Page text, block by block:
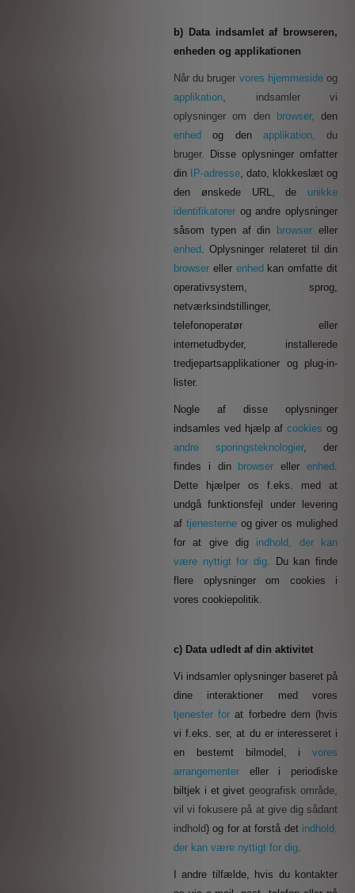
b) Data indsamlet af browseren,
enheden og applikationen
Når du bruger vores hjemmesideog
applikation, indsamler vi
oplysninger om den
browser, den
enhedog den applikation, du
bruger.
Disse oplysninger omfatter
din
IP-adresse, dato, klokkeslæt og
den ønskede URL, de unikke
identifikatorer og andre oplysninger
såsom typen af din
browsereller
enhed. Oplysninger relateret til din
browser eller enhed kan omfatte dit
operativsystem, sprog,
netværksindstillinger,
telefonoperatør eller
internetudbyder, installerede
tredjepartsapplikationer og plug-in-
lister.
Nogle af disse oplysninger
indsamles ved hjælp af cookies og
andre sporingsteknologier, der
findes i din
browserellerenhed .
Dette hjælper os f.eks. med at
undgå funktionsfejl under levering
af tjenesterne og giver os mulighed
for at give dig indhold, der kan
være nyttigt for dig.
Du kan finde
flere oplysninger om cookies i
vores cookiepolitik.
c) Data udledt af din aktivitet
Vi indsamler oplysninger baseret på
dine interaktioner med vores
tjenester forat forbedre dem (hvis
vi f.eks. ser, at du er interesseret i
en bestemt bilmodel, i vores
arrangementer eller i periodiske
biltjek i et givetgeografisk område,
vil vi fokusere på at give dig sådant
indhold)og for at forstå det indhold,
der kan være nyttigt for dig.
I andre tilfælde, hvis du kontakter